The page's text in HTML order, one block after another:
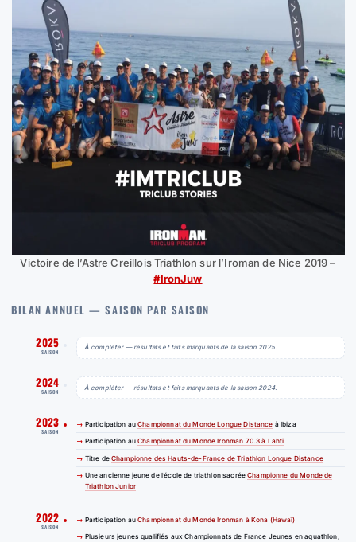
Victoire de l’Astre Creillois Triathlon sur l’Iroman de Nice 2019 –
#IronJuw
BILAN ANNUEL — SAISON PAR SAISON
2025
SAISON
À compléter — résultats et faits marquants de la saison 2025.
2024
SAISON
À compléter — résultats et faits marquants de la saison 2024.
2023
SAISON
Participation auChampionnat du Monde Longue Distance à Ibiza
Participation auChampionnat du Monde Ironman 70.3 à Lahti
Titre de Championne des Hauts-de-France de Triathlon Longue Distance
Une ancienne jeune de l’école de triathlon sacréeChampionne du Monde de
Triathlon Junior
2022
SAISON
Participation auChampionnat du Monde Ironman à Kona (Hawaï)
Plusieurs jeunes qualifiés aux Championnats de France Jeunes en aquathlon,